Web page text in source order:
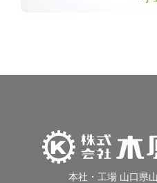
本社・工場 山口県